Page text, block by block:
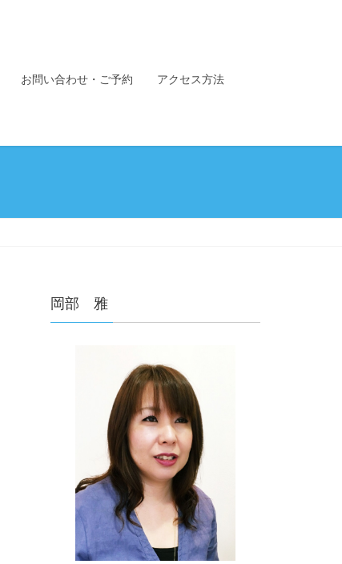
お問い合わせ・ご予約 アクセス方法
岡部 雅